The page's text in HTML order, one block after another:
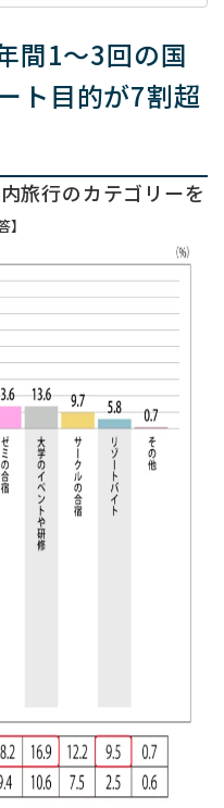
間1〜3回の国
ト目的が7割超
旅行のカテゴリーを
】